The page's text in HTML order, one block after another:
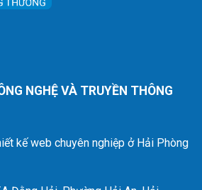
NGHỆ VÀ TRUYỀN THÔNG
kế web chuyên nghiệp ở Hải Phòng